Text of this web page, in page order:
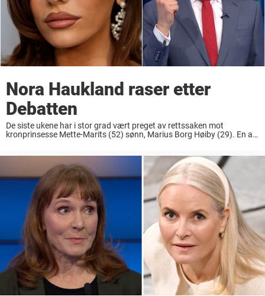
Nora Haukland raser etter
Debatten
De siste ukene har i stor grad vært preget av rettssaken mot
kronprinsesse Mette-Marits (52) sønn, Marius Borg Høiby (29). En av